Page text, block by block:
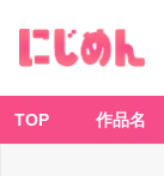
TOP 作品名